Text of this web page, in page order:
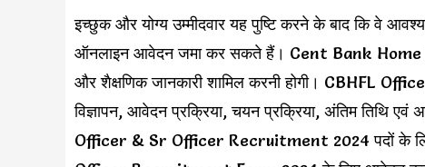
इच्छुक और योग्य उम्मीदवार यह पुष्टि करने के बाद कि वे
ऑनलाइन आवेदन जमा कर सकते हैं। Cent Bank Home
और शैक्षणिक जानकारी शामिल करनी होगी। CBHFL
विज्ञापन, आवेदन प्रक्रिया, चयन प्रक्रिया, अंतिम तिथि
Officer & Sr Officer Recruitment 2024 पदों के